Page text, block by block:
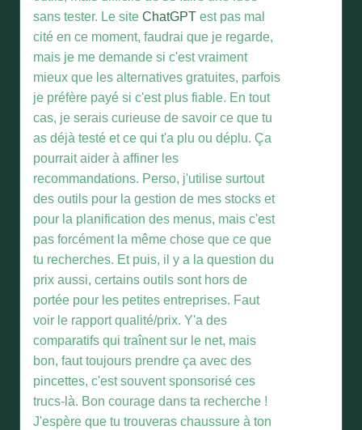
sans tester. Le site ChatGPT est pas mal
cité en ce moment, faudrai que je regarde,
mais je me demande si c'est vraiment
mieux que les alternatives gratuites, parfois
je préfère payé si c'est plus fiable. En tout
cas, je serais curieuse de savoir ce que tu
as déjà testé et ce qui t'a plu ou déplu. Ça
pourrait aider à affiner les
recommandations. Perso, j'utilise surtout
des outils pour la gestion de mes stocks et
pour la planification des menus, mais c'est
pas forcément la même chose que ce que
tu recherches. Et puis, il y a la question du
prix aussi, certains outils sont hors de
portée pour les petites entreprises. Faut
voir le rapport qualité/prix. Y'a des
comparatifs qui traînent sur le net, mais
bon, faut toujours prendre ça avec des
pincettes, c'est souvent sponsorisé ces
trucs-là. Bon courage dans ta recherche !
J'espère que tu trouveras chaussure à ton